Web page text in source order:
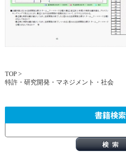
TOP >
特許・研究開発・マネジメント・社会
書籍検索